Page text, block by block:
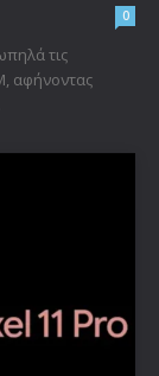
0
τις
αφήνοντας